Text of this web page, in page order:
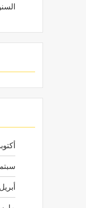
أكتوبر
سبتمبر
أبريل 2015